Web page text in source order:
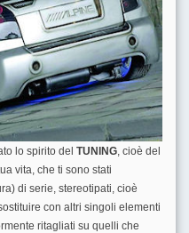
lo spirito del TUNING , cioè del
vita, che ti sono stati
di serie, stereotipati, cioè
con altri singoli elementi
ritagliati su quelli che